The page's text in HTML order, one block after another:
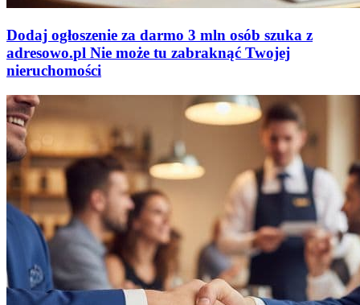
Dodaj ogłoszenie za darmo 3 mln osób szuka z
adresowo.pl Nie może tu zabraknąć Twojej
nieruchomości